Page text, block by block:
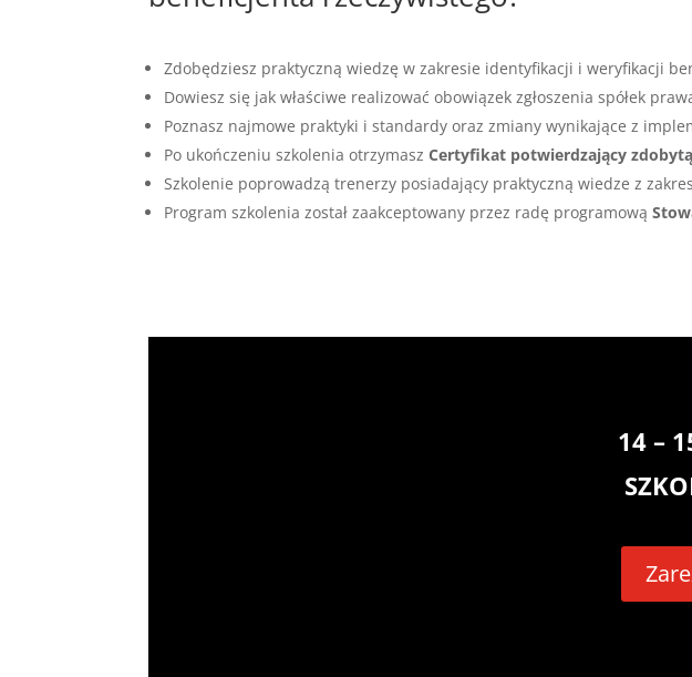
Zdobędziesz praktyczną wiedzę w zakresie identyfikacji i weryfikacji
Dowiesz się jak właściwe realizować obowiązek zgłoszenia spółek
Poznasz najmowe praktyki i standardy oraz zmiany wynikające z
Po ukończeniu szkolenia otrzymasz Certyfikat potwierdzający
Szkolenie poprowadzą trenerzy posiadający praktyczną wiedze z
Program szkolenia został zaakceptowany przez radę programową
14 –